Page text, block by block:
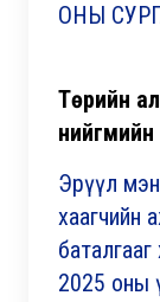
ОНЫ
Төрийн
нийгмийн
Эрүүл
хаагчийн
баталгааг
2025 оны